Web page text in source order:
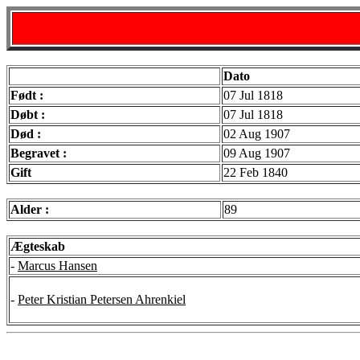
Dato
Født :
07 Jul 1818
Døbt :
07 Jul 1818
Død :
02 Aug 1907
Begravet :
09 Aug 1907
Gift
22 Feb 1840
Alder : 89
Ægteskab
- Marcus Hansen
- Peter Kristian Petersen Ahrenkiel